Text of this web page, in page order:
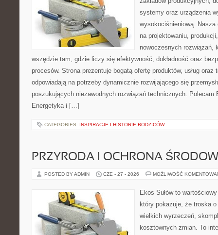
systemy oraz urządzenia
wysokociśnieniową. Nasza
na projektowaniu,
nowoczesnych rozwiązań,
wszędzie tam, gdzie liczy się efektywność, dokładność oraz
procesów. Strona prezentuje bogatą ofertę produktów, usług oraz
odpowiadają na potrzeby dynamicznie rozwijającego się
poszukujących niezawodnych rozwiązań technicznych. Polecam
Energetyka i […]
CATEGORIES: INSPIRACJE I HISTORIE RODZICÓW
PRZYRODA I OCHRONA
POSTED BY ADMIN CZE - 27 - 2026 MOŻLIWOŚĆ
Ekos-Sułów to
który pokazuje, że troska
wielkich wyrzeczeń,
kosztownych zmian. To